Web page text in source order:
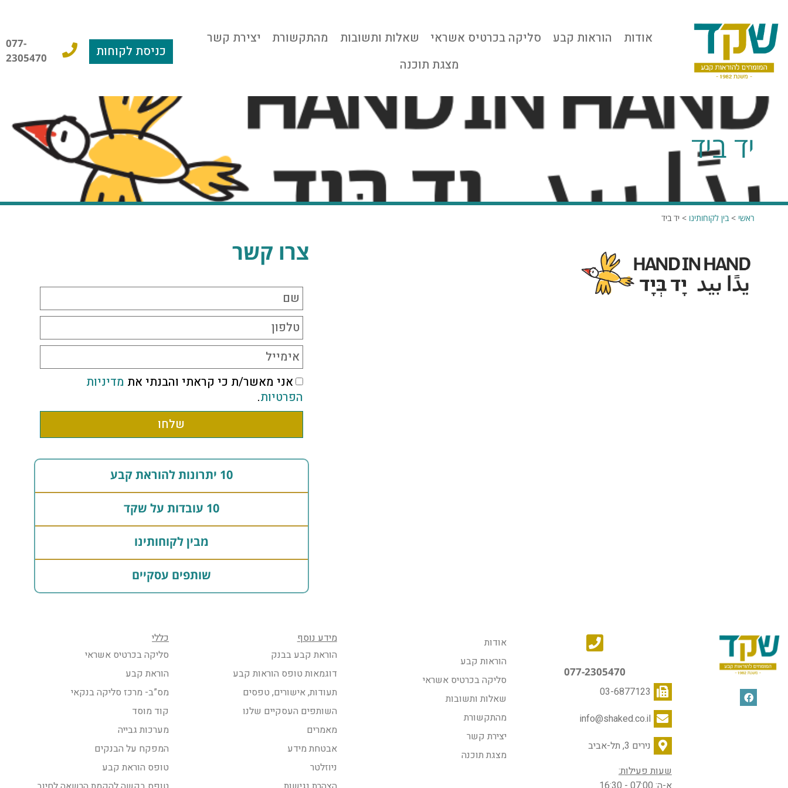
אודות הוראות קבע סליקה בכרטיס אשראי שאלות ותשובות מהתקשורת
יצירת קשר
מצגת תוכנה
כניסת לקוחות
077-
2305470
יד ביד
ראשי >בין לקוחותינו > יד ביד
צרו קשר
אני מאשר/ת כי קראתי והבנתי את מדיניות
הפרטיות.
שלחו
10 יתרונות להוראת קבע
10 עובדות על שקד
מבין לקוחותינו
שותפים עסקיים
077-2305470
03-6877123
info@shaked.co.il
נירים 3, תל-אביב
שעות פעילות:
אודות
הוראות קבע
סליקה בכרטיס אשראי
שאלות ותשובות
מהתקשורת
יצירת קשר
מצגת תוכנה
מידע נוסף
הוראת קבע בבנק
דוגמאות טופס הוראות קבע
תעודות, אישורים, טפסים
השותפים העסקיים שלנו
מאמרים
אבטחת מידע
ניוזלטר
כללי
סליקה בכרטיס אשראי
הוראת קבע
מס”ב- מרכז סליקה בנקאי
קוד מוסד
מערכות גבייה
המפקח על הבנקים
טופס הוראת קבע